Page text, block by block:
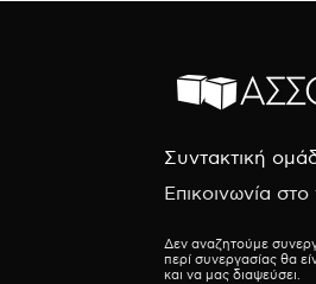
Συντακτική
Επικοινωνία
Δεν αναζητούμε
περί συνεργασίας θα
και να μας διαψεύσει.